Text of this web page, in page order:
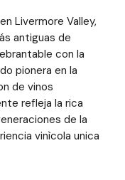
Livermore Valley,
antiguas de
con la
pionera en la
de vinos
refleja la rica
de la
vinìcola unica